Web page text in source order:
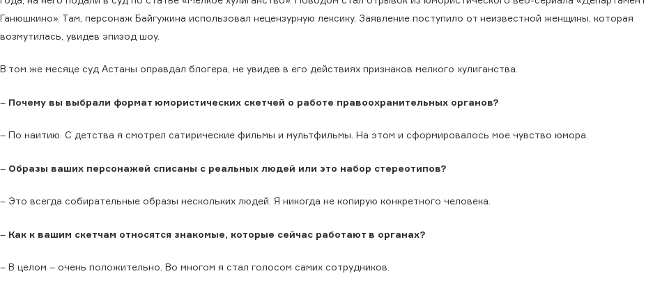
Ганюшкино». Там, персонаж Байгужина использовал нецензурную лексику. Заявление поступило от неизвестной женщины, которая
возмутилась, увидев эпизод шоу.
В том же месяце суд Астаны оправдал блогера, не увидев в его действиях признаков мелкого хулиганства.
– Почему вы выбрали формат юмористических скетчей о работе правоохранительных органов?
– По наитию. С детства я смотрел сатирические фильмы и мультфильмы. На этом и сформировалось мое чувство юмора.
– Образы ваших персонажей списаны с реальных людей или это набор стереотипов?
– Это всегда собирательные образы нескольких людей. Я никогда не копирую конкретного человека.
– Как к вашим скетчам относятся знакомые, которые сейчас работают в органах?
– В целом – очень положительно. Во многом я стал голосом самих сотрудников.